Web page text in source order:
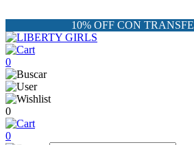
10% OFF CON
0
0
0